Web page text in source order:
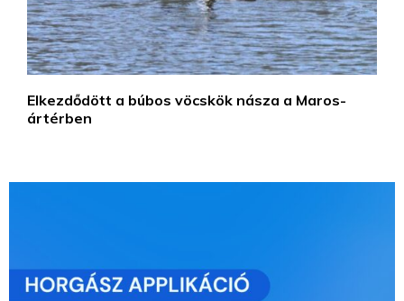
Elkezdődött a búbos vöcskök násza a Maros-
ártérben